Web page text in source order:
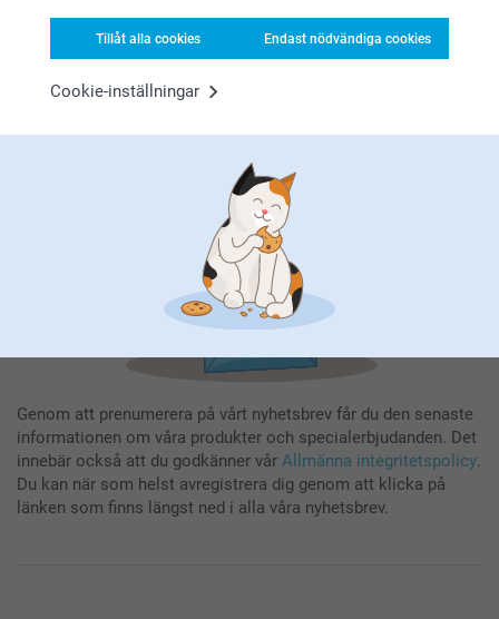
Tillåt alla cookies Endast nödvändiga cookies
Cookie-inställningar
Registrera dig till vårt nyhetsbrev
Ange din e-postadress här
Genom att prenumerera på vårt nyhetsbrev får du den senaste
informationen om våra produkter och specialerbjudanden. Det
innebär också att du godkänner vår Allmänna integritetspolicy.
Du kan när som helst avregistrera dig genom att klicka på
länken som finns längst ned i alla våra nyhetsbrev.